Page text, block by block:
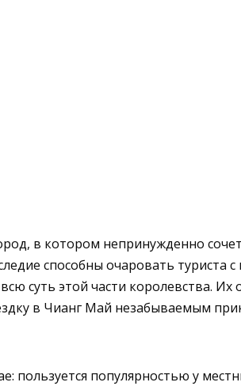
в котором непринужденно
способны очаровать туриста с
этой части королевства. Их
в Чианг Май незабываемым
популярностью у